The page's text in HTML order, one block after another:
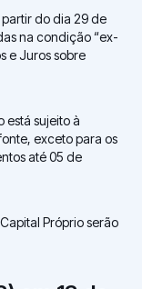
do dia 29 de
na condição “ex-
e Juros sobre
está sujeito à
exceto para os
até 05 de
Próprio serão